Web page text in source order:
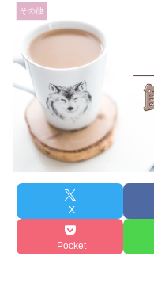
その他
X
Pocket